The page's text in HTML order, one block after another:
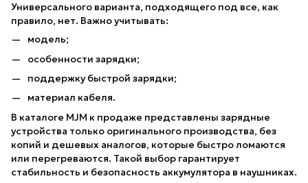
Универсального варианта, подходящего под все, как
правило, нет. Важно учитывать:
модель;
особенности зарядки;
поддержку быстрой зарядки;
материал кабеля.
В каталоге MJM к продаже представлены зарядные
устройства только оригинального производства, без
копий и дешевых аналогов, которые быстро ломаются
или перегреваются. Такой выбор гарантирует
стабильность и безопасность аккумулятора в наушниках.